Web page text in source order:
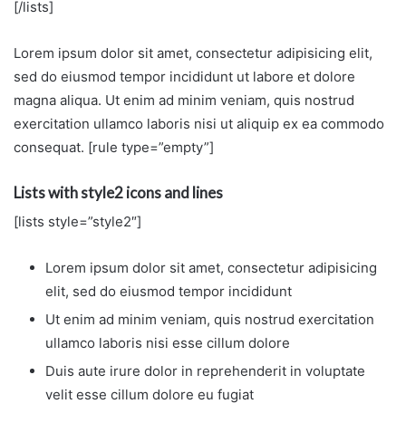
[/lists]
Lorem ipsum dolor sit amet, consectetur adipisicing elit,
sed do eiusmod tempor incididunt ut labore et dolore
magna aliqua. Ut enim ad minim veniam, quis nostrud
exercitation ullamco laboris nisi ut aliquip ex ea commodo
consequat. [rule type=”empty”]
Lists with style2 icons and lines
[lists style=”style2″]
Lorem ipsum dolor sit amet, consectetur adipisicing
elit, sed do eiusmod tempor incididunt
Ut enim ad minim veniam, quis nostrud exercitation
ullamco laboris nisi esse cillum dolore
Duis aute irure dolor in reprehenderit in voluptate
velit esse cillum dolore eu fugiat